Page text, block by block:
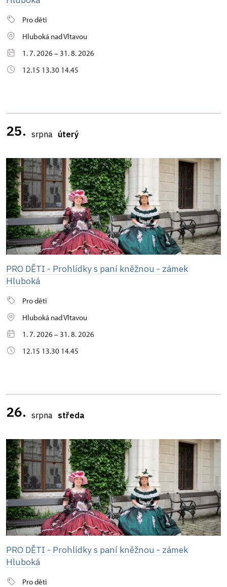
Pro děti
Hluboká nad Vltavou
1. 7. 2026 – 31. 8. 2026
12.15 13.30 14.45
25. srpna úterý
PRO DĚTI - Prohlídky s paní kněžnou - zámek
Hluboká
Pro děti
Hluboká nad Vltavou
1. 7. 2026 – 31. 8. 2026
12.15 13.30 14.45
26. srpna středa
PRO DĚTI - Prohlídky s paní kněžnou - zámek
Hluboká
Pro děti